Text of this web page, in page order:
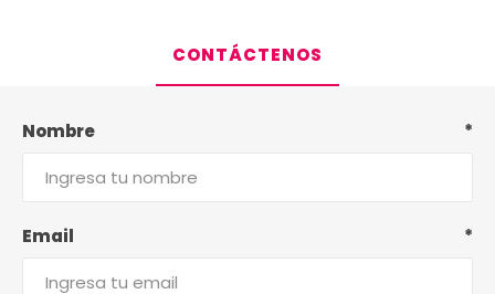
CONTÁCTENOS
Nombre *
Email *